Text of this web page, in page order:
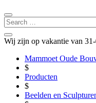
Wij zijn op vakantie van
Mammoet Oude
$
Producten
$
Beelden en